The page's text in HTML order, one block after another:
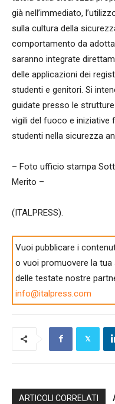
già nell’immediato,
sulla cultura della
comportamento da
saranno integrate
delle applicazioni dei
studenti e genitori. Si
guidate presso le
vigili del fuoco e iniziative
studenti nella sicurezza
– Foto ufficio stampa
Merito –
(ITALPRESS).
Vuoi pubblicare i
o vuoi promuovere la
delle testate nostre
info@italpress.com
ARTICOLI CORRELATI